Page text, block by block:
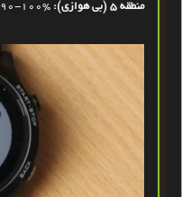
منطقه 5 (بی‌ هوازی): 90-100%